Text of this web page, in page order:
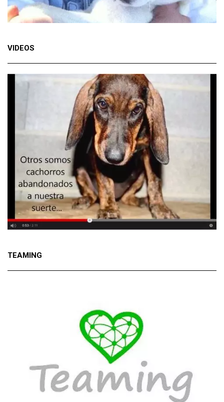
VIDEOS
TEAMING